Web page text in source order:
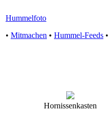
Hummelfoto
• Mitmachen • Hummel-Feeds •
Hornissenkasten